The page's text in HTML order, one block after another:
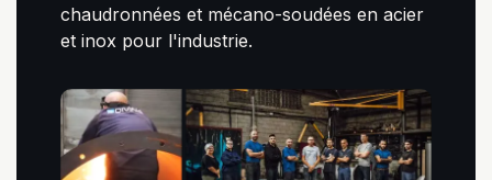
chaudronnées et mécano-soudées en acier
et inox pour l'industrie.